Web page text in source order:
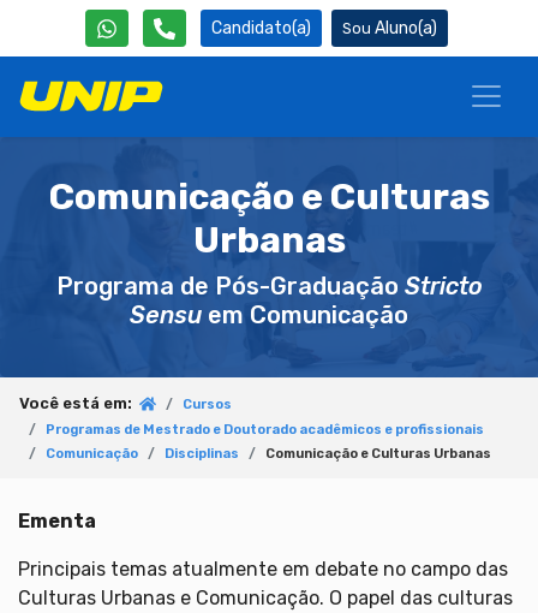
Candidato(a) Aluno(a)
Comunicação e Culturas
Urbanas
Programa de Pós-Graduação Stricto
Sensu em Comunicação
Você está em:
Cursos
Programas de Mestrado e Doutorado acadêmicos e profissionais
Comunicação
Disciplinas Comunicação e Culturas Urbanas
Ementa
Principais temas atualmente em debate no campo das
Culturas Urbanas e Comunicação. O papel das culturas